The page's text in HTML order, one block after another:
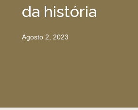
da história
Agosto 2, 2023